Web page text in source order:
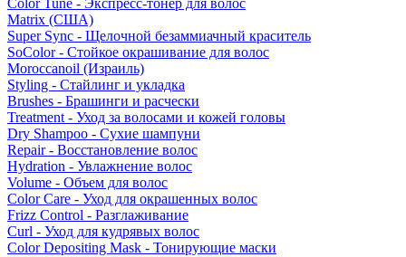
Color Tune - Экспресс-тонер для волос
Matrix (США)
Super Sync - Щелочной безаммиачный краситель
SoColor - Стойкое окрашивание для волос
Moroccanoil (Израиль)
Styling - Стайлинг и укладка
Brushes - Брашинги и расчески
Treatment - Уход за волосами и кожей головы
Dry Shampoo - Сухие шампуни
Repair - Восстановление волос
Hydration - Увлажнение волос
Volume - Объем для волос
Color Care - Уход для окрашенных волос
Frizz Control - Разглаживание
Curl - Уход для кудрявых волос
Color Depositing Mask - Тонирующие маски